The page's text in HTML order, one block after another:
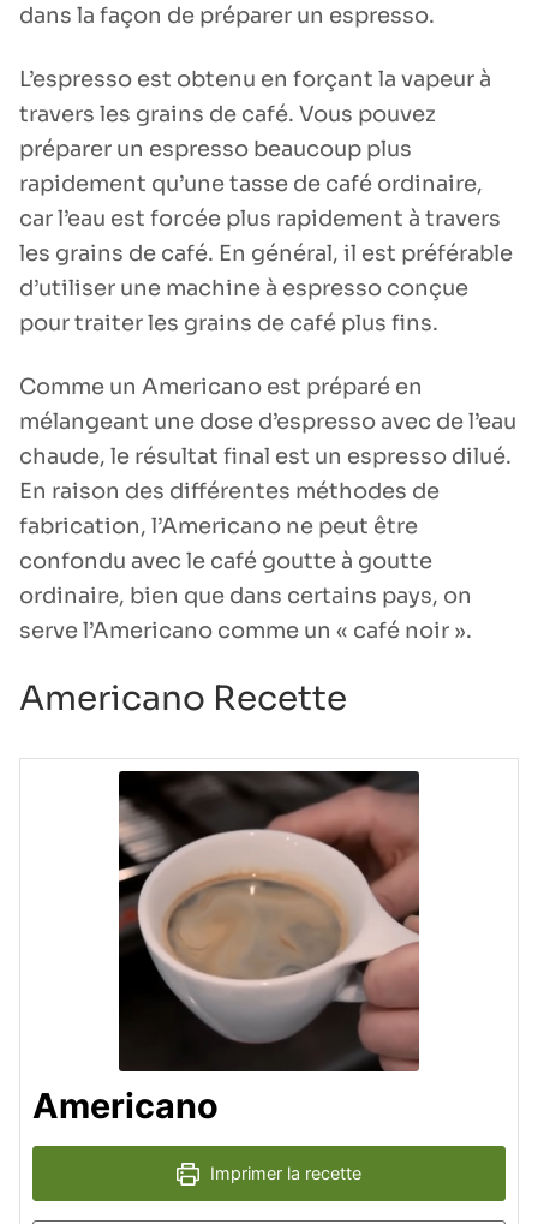
dans la façon de préparer un espresso.
L’espresso est obtenu en forçant la vapeur à
travers les grains de café. Vous pouvez
préparer un espresso beaucoup plus
rapidement qu’une tasse de café ordinaire,
car l’eau est forcée plus rapidement à travers
les grains de café. En général, il est préférable
d’utiliser une machine à espresso conçue
pour traiter les grains de café plus fins.
Comme un Americano est préparé en
mélangeant une dose d’espresso avec de l’eau
chaude, le résultat final est un espresso dilué.
En raison des différentes méthodes de
fabrication, l’Americano ne peut être
confondu avec le café goutte à goutte
ordinaire, bien que dans certains pays, on
serve l’Americano comme un « café noir ».
Americano Recette
Americano
Imprimer la recette